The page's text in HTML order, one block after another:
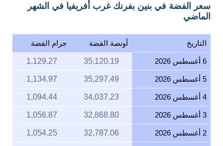
سعر الفضة في بنين بفرنك غرب أفريفيا في الشهر
الماضي
التاريخ أونصة الفضة جرام الفضة
6 أغسطس 2026 35,120.19
1,129.27
5 أغسطس 2026 35,297.49
1,134.97
4 أغسطس 2026 34,037.23
1,094.44
3 أغسطس 2026 32,868.80
1,056.87
2 أغسطس 2026 32,787.06
1,054.25